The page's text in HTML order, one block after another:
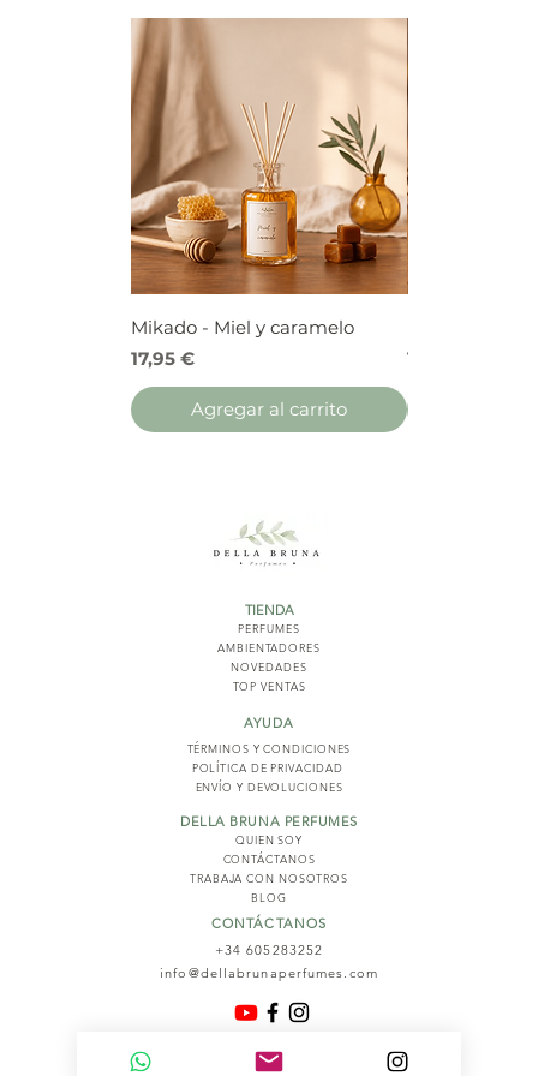
Mikado - Miel y caramelo
Precio
17,95 €
Agregar al carrito
Precio
17,95 €
TIENDA
PERFUMES
AMBIENTADORES
NOVEDADES
TOP VENTAS
AYUDA
TÉRMINOS Y CONDICIONES
POLÍTICA DE PRIVACIDAD
ENVÍO Y DEVOLUCIONES
DELLA BRUNA PERFUMES
QUIEN SOY
CONTÁCTANOS
TRABAJA CON NOSOTROS
BLOG
CONTÁCTANOS
+34 605283252
info@dellabrunaperfumes.com
Della Bruna Perfumes